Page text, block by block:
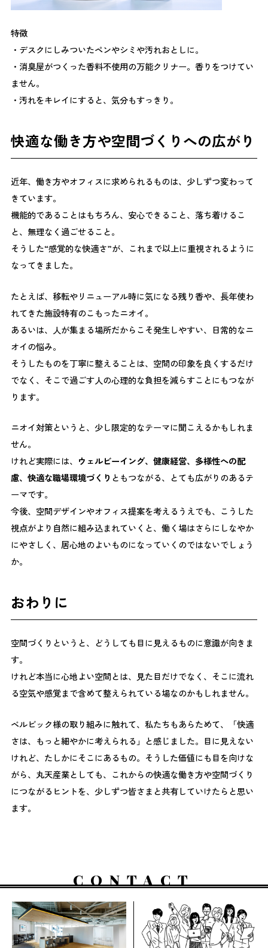
けてとても参考になった 男性でも学びになる内容だった
体験が多く、視野が広がった 自社の課題を考えるきっか
けになった など女性だけでなく、組織づくり・働き方・
健康経営の視点から学べたという声が多く見られたことが
印象的でした。 職場の課題として多かったテーマ アンケ
ス キャリア形成・昇進 育児・介護との両立 などが多く挙
人の問題ではなく、組織全体の働き方に関わるテーマであ
ることが改めて浮き彫りになりました。 おわりに Fellne
ん。 ここで生まれた気づきや対話が、それぞれの職場や
日常に持ち帰られ、 新しい制度を考える 社内で話題にし
ながることを願っています。 違いを理解することは、誰
かを特別扱いすることではなく、互いを尊重するための第
一歩。Fellne FESが、働き方や組織づくりを見つめ直す小
さなきっかけとなれば幸いです。 本イベントの開催にあ
企業の皆様、そしてご協力いただいたすべての関係者の皆
様に心より御礼申し上げます。
特徴
・デスクにしみついたペンやシミや汚れおとしに。
・消臭屋がつくった香料不使用の万能クリナー。香りをつけてい
ません。
・汚れをキレイにすると、気分もすっきり。
快適な働き方や空間づくりへの広がり
近年、働き方やオフィスに求められるものは、少しずつ変わって
きています。
機能的であることはもちろん、安心できること、落ち着けるこ
と、無理なく過ごせること。
そうした“感覚的な快適さ”が、これまで以上に重視されるように
なってきました。
たとえば、移転やリニューアル時に気になる残り香や、長年使わ
れてきた施設特有のこもったニオイ。
あるいは、人が集まる場所だからこそ発生しやすい、日常的なニ
オイの悩み。
そうしたものを丁寧に整えることは、空間の印象を良くするだけ
でなく、そこで過ごす人の心理的な負担を減らすことにもつなが
ります。
ニオイ対策というと、少し限定的なテーマに聞こえるかもしれま
せん。
けれど実際には、 ウェルビーイング、健康経営、多様性への配
慮、快適な職場環境づくり ともつながる、とても広がりのあるテ
ーマです。
今後、空間デザインやオフィス提案を考えるうえでも、こうした
視点がより自然に組み込まれていくと、働く場はさらにしなやか
にやさしく、居心地のよいものになっていくのではないでしょう
か。
おわりに
空間づくりというと、どうしても目に見えるものに意識が向きま
す。
けれど本当に心地よい空間とは、見た目だけでなく、そこに流れ
る空気や感覚まで含めて整えられている場なのかもしれません。
ベルビック様の取り組みに触れて、私たちもあらためて、「快適
さは、もっと細やかに考えられる」と感じました。目に見えない
けれど、たしかにそこにあるもの。そうした価値にも目を向けな
がら、丸天産業としても、これからの快適な働き方や空間づくり
につながるヒントを、少しずつ皆さまと共有していけたらと思い
ます。
CONTACT